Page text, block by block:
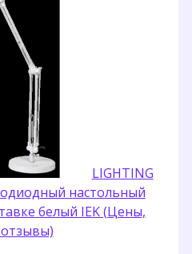
LIGHTING
настольный
белый IEK (Цены,